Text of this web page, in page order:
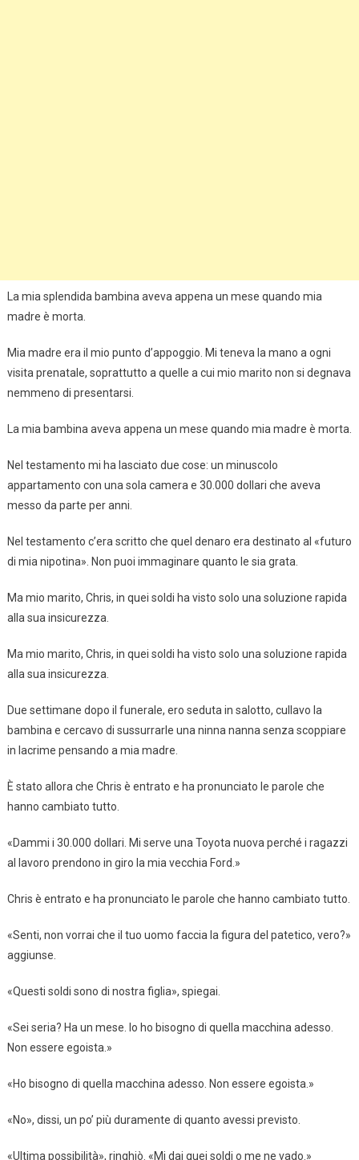
La mia splendida bambina aveva appena un mese quando mia
madre è morta.
Mia madre era il mio punto d’appoggio. Mi teneva la mano a ogni
visita prenatale, soprattutto a quelle a cui mio marito non si degnava
nemmeno di presentarsi.
La mia bambina aveva appena un mese quando mia madre è morta.
Nel testamento mi ha lasciato due cose: un minuscolo
appartamento con una sola camera e 30.000 dollari che aveva
messo da parte per anni.
Nel testamento c’era scritto che quel denaro era destinato al «futuro
di mia nipotina». Non puoi immaginare quanto le sia grata.
Ma mio marito, Chris, in quei soldi ha visto solo una soluzione rapida
alla sua insicurezza.
Ma mio marito, Chris, in quei soldi ha visto solo una soluzione rapida
alla sua insicurezza.
Due settimane dopo il funerale, ero seduta in salotto, cullavo la
bambina e cercavo di sussurrarle una ninna nanna senza scoppiare
in lacrime pensando a mia madre.
È stato allora che Chris è entrato e ha pronunciato le parole che
hanno cambiato tutto.
«Dammi i 30.000 dollari. Mi serve una Toyota nuova perché i ragazzi
al lavoro prendono in giro la mia vecchia Ford.»
Chris è entrato e ha pronunciato le parole che hanno cambiato tutto.
«Senti, non vorrai che il tuo uomo faccia la figura del patetico, vero?»
aggiunse.
«Questi soldi sono di nostra figlia», spiegai.
«Sei seria? Ha un mese. Io ho bisogno di quella macchina adesso.
Non essere egoista.»
«Ho bisogno di quella macchina adesso. Non essere egoista.»
«No», dissi, un po’ più duramente di quanto avessi previsto.
«Ultima possibilità», ringhiò. «Mi dai quei soldi o me ne vado.»